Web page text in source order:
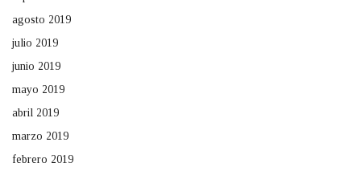
agosto 2019
julio 2019
junio 2019
mayo 2019
abril 2019
marzo 2019
febrero 2019